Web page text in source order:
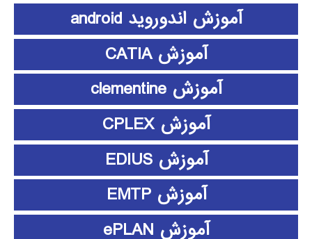
آموزش اندوروید android
آموزش CATIA
آموزش clementine
آموزش CPLEX
آموزش EDIUS
آموزش EMTP
آموزش ePLAN